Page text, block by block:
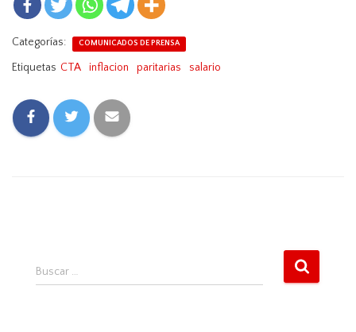
Categorías: COMUNICADOS DE PRENSA
Etiquetas CTA inflacion paritarias salario
B
Buscar …